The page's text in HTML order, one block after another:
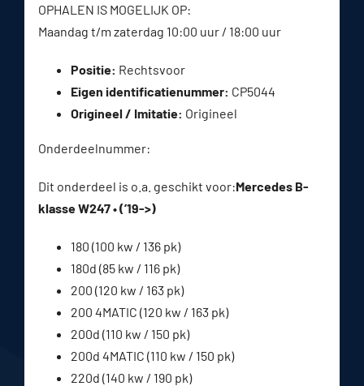
OPHALEN IS MOGELIJK OP:
Maandag t/m zaterdag 10:00 uur / 18:00 uur
Positie: Rechtsvoor
Eigen identificatienummer: CP5044
Origineel / Imitatie: Origineel
Onderdeelnummer:
Dit onderdeel is o.a. geschikt voor:Mercedes B-
klasse W247 • (’19->)
180 (100 kw / 136 pk)
180d (85 kw / 116 pk)
200 (120 kw / 163 pk)
200 4MATIC (120 kw / 163 pk)
200d (110 kw / 150 pk)
200d 4MATIC (110 kw / 150 pk)
220d (140 kw / 190 pk)